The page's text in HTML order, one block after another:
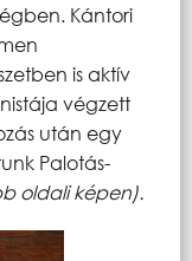
Kántori
is aktív
végzett
után egy
Palotás-
oldali képen).